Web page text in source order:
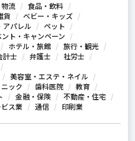
流
食品・飲料
貨
ベビー・キッズ
アパレル
ペット
ント・キャンペーン
ホテル・旅館
旅行・観光
計士 弁護士
社労士
美容室・エステ・ネイル
ック 歯科医院
教育
金融・保険
不動産・住宅
ス業 通信 印刷業